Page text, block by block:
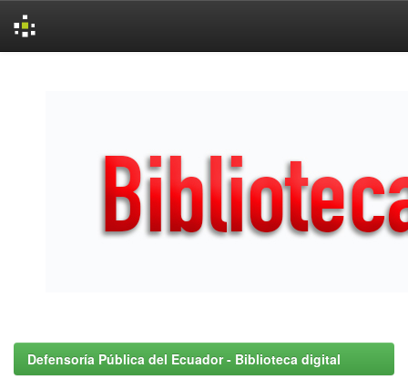
Defensoría Pública del Ecuador - Biblioteca digital